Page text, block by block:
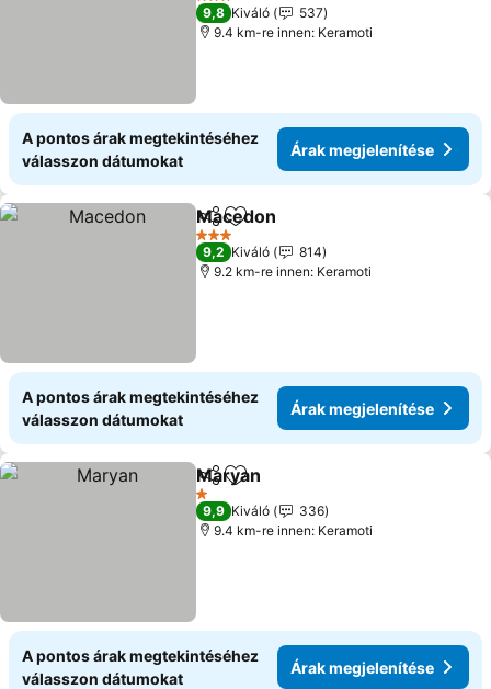
3 Kategória
9,8 Kiváló
537
9.4 km-re innen: Keramoti
A pontos árak megtekintéséhez
válasszon dátumokat
Árak megjelenítése
MegosztásHozzáadás a kedvencekhez
Macedon
3 Kategória
9,2 Kiváló
814
9.2 km-re innen: Keramoti
A pontos árak megtekintéséhez
válasszon dátumokat
Árak megjelenítése
MegosztásHozzáadás a kedvencekhez
Maryan
1 Kategória
9,9 Kiváló
336
9.4 km-re innen: Keramoti
A pontos árak megtekintéséhez
válasszon dátumokat
Árak megjelenítése